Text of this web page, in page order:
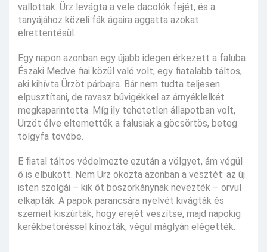
vallottak. Ürz levágta a vele dacolók fejét, és a
tanyájához közeli fák ágaira aggatta azokat
elrettentésül.
Egy napon azonban egy újabb idegen érkezett a faluba.
Északi Medve fiai közül való volt, egy fiatalabb táltos,
aki kihívta Ürzöt párbajra. Bár nem tudta teljesen
elpusztítani, de ravasz bűvigékkel az árnyéklelkét
megkaparintotta. Míg ily tehetetlen állapotban volt,
Ürzöt élve eltemették a falusiak a göcsörtös, beteg
tölgyfa tövébe.
E fiatal táltos védelmezte ezután a völgyet, ám végül
ő is elbukott. Nem Ürz okozta azonban a vesztét: az új
isten szolgái – kik őt boszorkánynak nevezték – orvul
elkapták. A papok parancsára nyelvét kivágták és
szemeit kiszúrták, hogy erejét veszítse, majd napokig
kerékbetöréssel kínozták, végül máglyán elégették.